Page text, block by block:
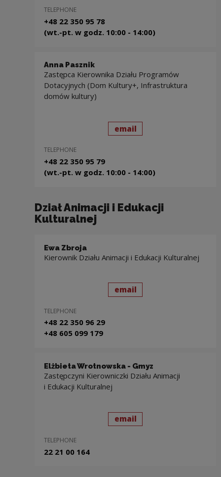
TELEPHONE
+48 22 350 95 78
(wt.-pt. w godz. 10:00 - 14:00)
Anna Pasznik
Zastępca Kierownika Działu Programów
Dotacyjnych (Dom Kultury+, Infrastruktura
domów kultury)
send
emailto: Anna Pasznik
TELEPHONE
+48 22 350 95 79
(wt.-pt. w godz. 10:00 - 14:00)
Dział Animacji i Edukacji
Kulturalnej
Ewa Zbroja
Kierownik Działu Animacji i Edukacji Kulturalnej
send
emailto: Ewa Zbroja
TELEPHONE
+48 22 350 96 29
+48 605 099 179
Elżbieta Wrotnowska - Gmyz
Zastępczyni Kierowniczki Działu Animacji
i Edukacji Kulturalnej
send
emailto: Elżbieta
TELEPHONE
22 21 00 164